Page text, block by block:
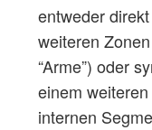
entweder
weiteren
“Arme”) oder
einem
internen